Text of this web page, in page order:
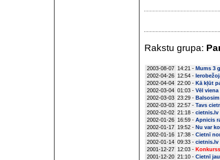
Rakstu grupa:
2003-08-07 14:21 - Mums 3
2002-04-26 12:54 -
2002-04-04 22:00 - Kā kļūt
2002-03-04 01:03 - Vēl
2002-03-03 23:29 -
2002-03-03 22:57 - Tavs
2002-02-02 21:18 - cietnis.lv
2002-01-26 16:59 - Apnicis
2002-01-17 19:52 - Nu var
2002-01-16 17:38 - Cietnī
2002-01-14 09:33 - cietnis.lv
2001-12-27 12:03 -
2001-12-20 21:10 - Cietnī